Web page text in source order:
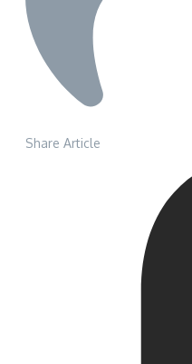
Share Article